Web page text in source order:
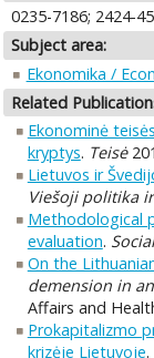
0235-7186; 2424-
Subject area:
Ekonomika /
Related
Ekonominė
kryptys. Teisė
Lietuvos ir
Viešoji politika
Methodological
evaluation.
On the
demension in
Affairs and
Prokapitalizmo
krizėje Lietuvoje.